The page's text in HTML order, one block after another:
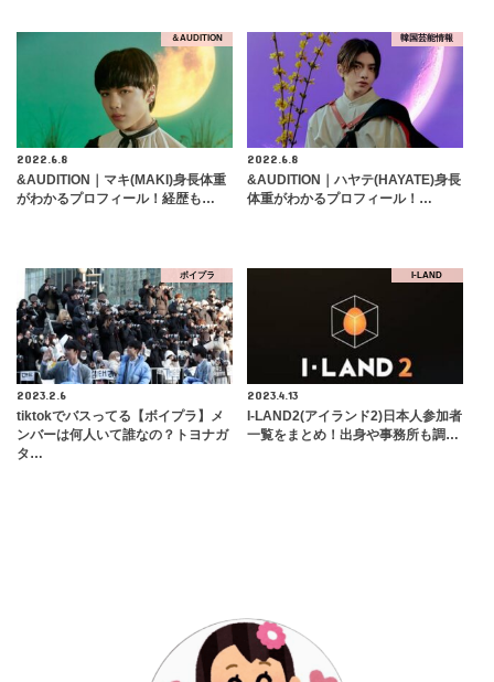
＆AUDITION
2022.6.8
&AUDITION｜マキ(MAKI)身長体重
がわかるプロフィール！経歴も…
韓国芸能情報
2022.6.8
&AUDITION｜ハヤテ(HAYATE)身長
体重がわかるプロフィール！…
ボイプラ
2023.2.6
tiktokでバスってる【ボイプラ】メ
ンバーは何人いて誰なの？トヨナガ
タ…
I-LAND
2023.4.13
I-LAND2(アイランド2)日本人参加者
一覧をまとめ！出身や事務所も調…